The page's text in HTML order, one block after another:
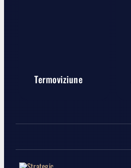
Termoviziune